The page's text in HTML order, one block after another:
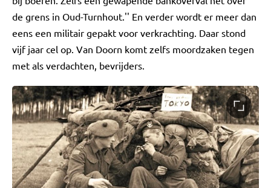
de grens in Oud-Turnhout.'' En verder wordt er meer dan
eens een militair gepakt voor verkrachting. Daar stond
vijf jaar cel op. Van Doorn komt zelfs moordzaken tegen
met als verdachten, bevrijders.